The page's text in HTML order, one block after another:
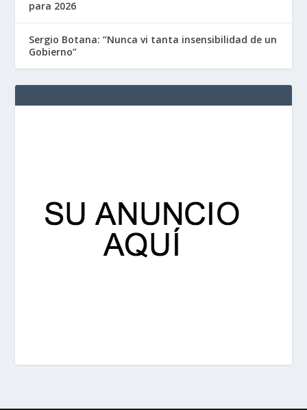
para 2026
Sergio Botana: “Nunca vi tanta insensibilidad de un
Gobierno”